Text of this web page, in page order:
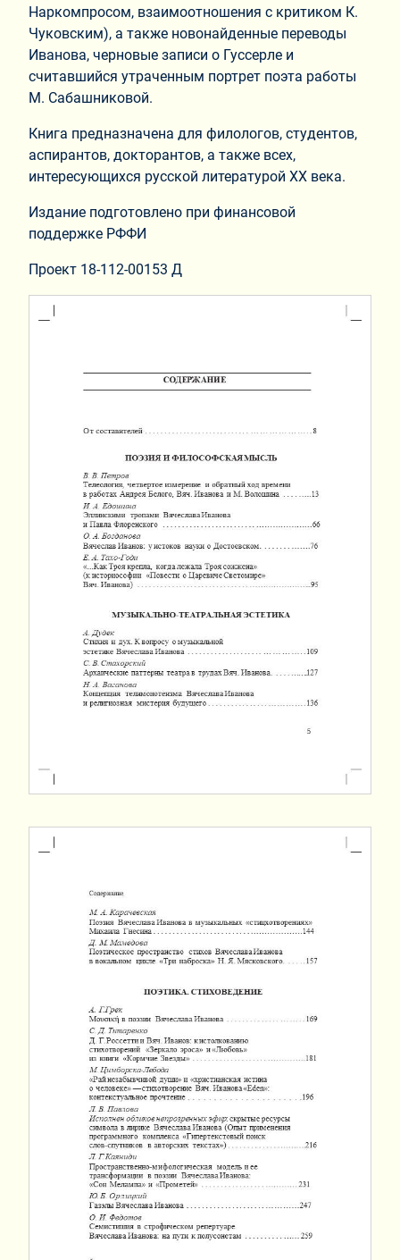
Наркомпросом, взаимоотношения с критиком К.
Чуковским), а также новонайденные переводы
Иванова, черновые записи о Гуссерле и
считавшийся утраченным портрет поэта работы
М. Сабашниковой.
Книга предназначена для филологов, студентов,
аспирантов, докторантов, а также всех,
интересующихся русской литературой XX века.
Издание подготовлено при финансовой
поддержке РФФИ
Проект 18-112-00153 Д